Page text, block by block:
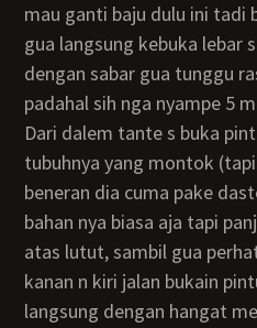
mau ganti baju dulu ini tadi
gua langsung kebuka lebar
dengan sabar gua tunggu
padahal sih nga nyampe 5
Dari dalem tante s buka pintu, keliatan bentuk
tubuhnya yang montok
beneran dia cuma pake
bahan nya biasa aja tapi
atas lutut, sambil gua
kanan n kiri jalan bukain
langsung dengan hangat